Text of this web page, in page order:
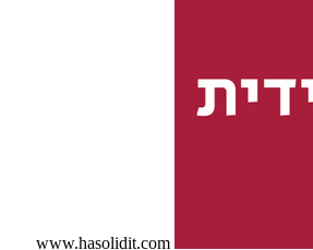
www.hasolidit.com